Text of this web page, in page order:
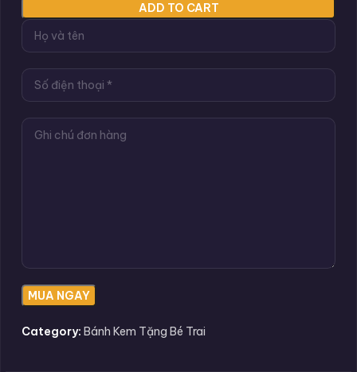
ADD TO CART
Category: Bánh Kem Tặng Bé Trai